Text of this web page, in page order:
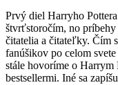
Prvý diel Harryho
štvrťstoročím, no
čitatelia a čitateľky. Čím
fanúšikov po celom
stále hovoríme o Harrym
bestsellermi. Iné sa